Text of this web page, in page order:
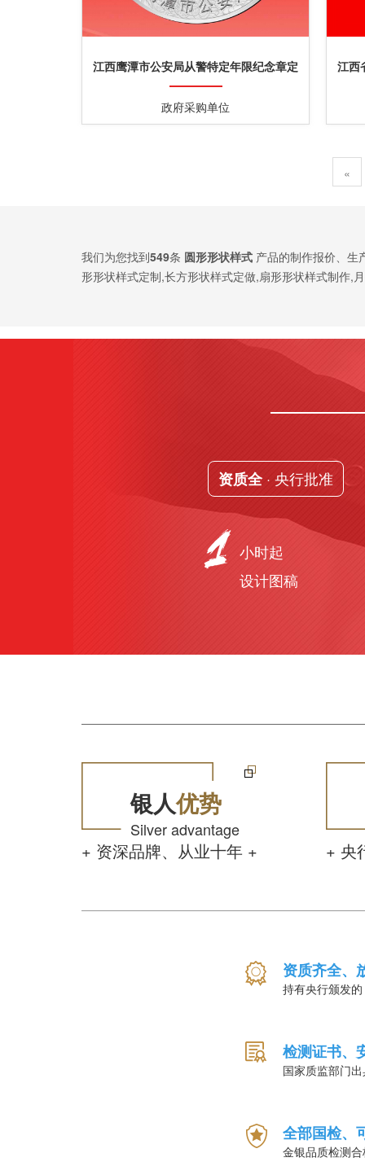
江西鹰潭市公安局从警特定年限纪念章定
制
政府采购单位
江西
«
我们为您找到549条 圆形形状样式 产品的制作报价、生
形形状样式定制,长方形状样式定做,扇形形状样式制作,
资质全· 央行批准
小时起
设计图稿
银人优势
Silver advantage
+ 资深品牌、从业十年 + + 央
资质齐全、
持有央行颁发
检测证书、
国家质监部门
全部国检、
金银品质检测